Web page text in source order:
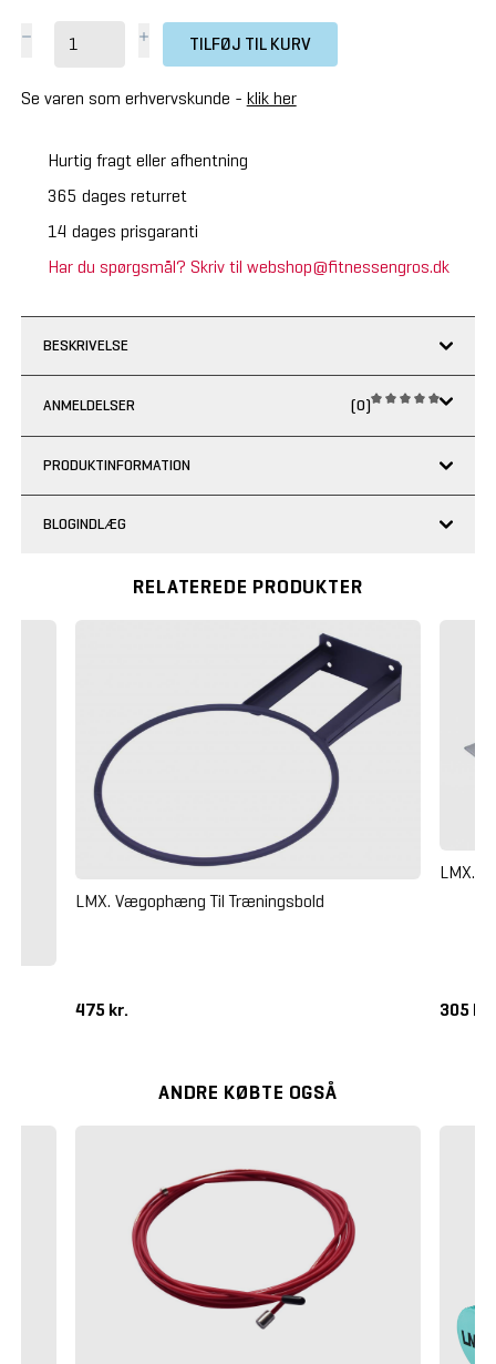
TILFØJ TIL KURV
Se varen som erhvervskunde - klik her
Hurtig fragt eller afhentning
365 dages returret
14 dages prisgaranti
Har du spørgsmål? Skriv til webshop@fitnessengros.dk
BESKRIVELSE
ANMELDELSER (0)
PRODUKTINFORMATION
BLOGINDLÆG
RELATEREDE PRODUKTER
LMX. Vægophæng Til Træningsbold
475 kr.
LMX.
305 kr.
ANDRE KØBTE OGSÅ